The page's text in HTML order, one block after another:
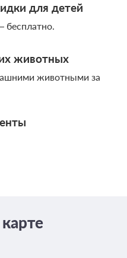
для детей
бесплатно.
животных
животными за